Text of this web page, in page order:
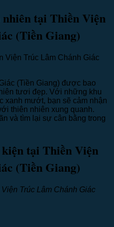
tại Thiền Viện
(Tiền Giang)
(Tiền Giang) được bao
tươi đẹp. Với những khu
xanh mướt, bạn sẽ cảm nhận
thiên nhiên xung quanh.
và tìm lại sự cân bằng trong
kiện tại Thiền Viện
(Tiền Giang)
Trúc Lâm Chánh Giác